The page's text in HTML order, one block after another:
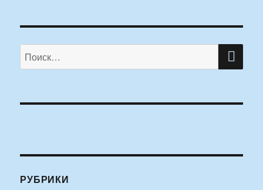
Искать:
РУБРИКИ